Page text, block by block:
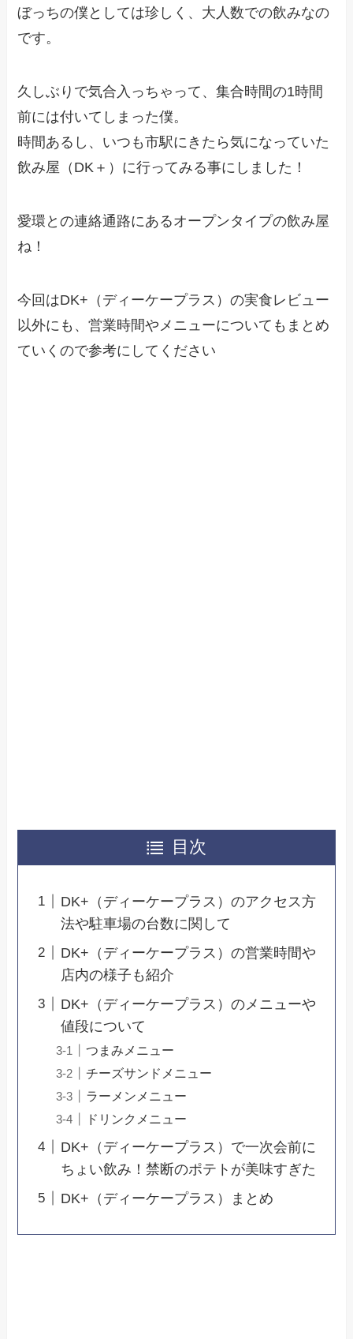
ぼっちの僕としては珍しく、大人数での飲みなの
です。
久しぶりで気合入っちゃって、集合時間の1時間
前には付いてしまった僕。
時間あるし、いつも市駅にきたら気になっていた
飲み屋（DK＋）に行ってみる事にしました！
愛環との連絡通路にあるオープンタイプの飲み屋
ね！
今回はDK+（ディーケープラス）の実食レビュー
以外にも、営業時間やメニューについてもまとめ
ていくので参考にしてください
目次
DK+（ディーケープラス）のアクセス方
法や駐車場の台数に関して
DK+（ディーケープラス）の営業時間や
店内の様子も紹介
DK+（ディーケープラス）のメニューや
値段について
つまみメニュー
チーズサンドメニュー
ラーメンメニュー
ドリンクメニュー
DK+（ディーケープラス）で一次会前に
ちょい飲み！禁断のポテトが美味すぎた
DK+（ディーケープラス）まとめ